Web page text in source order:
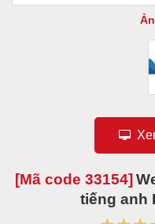
[Mã code 33154]
tiếng anh